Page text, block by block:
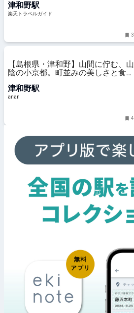
トラベル】
津和野駅
楽天トラベルガイド
3
【島根県・津和野】山間に佇む、山
陰の小京都。町並みの美しさと食文
津和野駅
anan
4